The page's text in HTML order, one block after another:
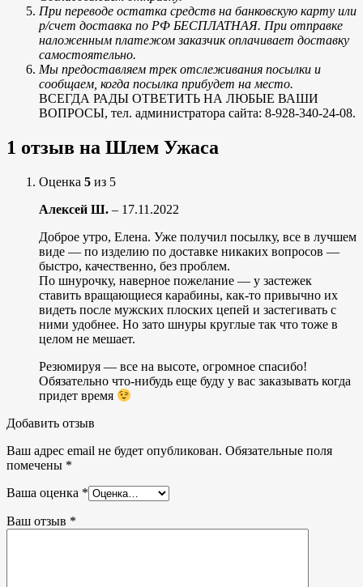
При переводе остатка средств на банковскую карту или
р/счет доставка по РФ БЕСПЛАТНАЯ. При отправке
наложенным платежом заказчик оплачивает доставку
самостоятельно.
Мы предоставляем трек отслеживания посылки и
сообщаем, когда посылка прибудет на место.
ВСЕГДА РАДЫ ОТВЕТИТЬ НА ЛЮБЫЕ ВАШИ
ВОПРОСЫ, тел. администратора сайта: 8-928-340-24-08.
1 отзыв на Шлем Ужаса
Оценка 5 из 5
Алексей Ш. – 17.11.2022
Доброе утро, Елена. Уже получил посылку, все в лучшем
виде — по изделию по доставке никаких вопросов —
быстро, качественно, без проблем.
По шнурочку, наверное пожелание — у застежек
ставить вращающиеся карабины, как-то привычно их
видеть после мужских плоских цепей и застегивать с
ними удобнее. Но зато шнуры круглые так что тоже в
целом не мешает.
Резюмируя — все на высоте, огромное спасибо!
Обязательно что-нибудь еще буду у вас заказывать когда
придет время
Добавить отзыв
Ваш адрес email не будет опубликован. Обязательные поля
помечены *
Ваша оценка *
Ваш отзыв *